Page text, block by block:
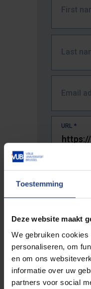
Toestemming
Deze website maakt
We gebruiken
personaliseren, om
en om ons
informatie over uw
partners voor social
First
Last
Email
URL *
The full URL